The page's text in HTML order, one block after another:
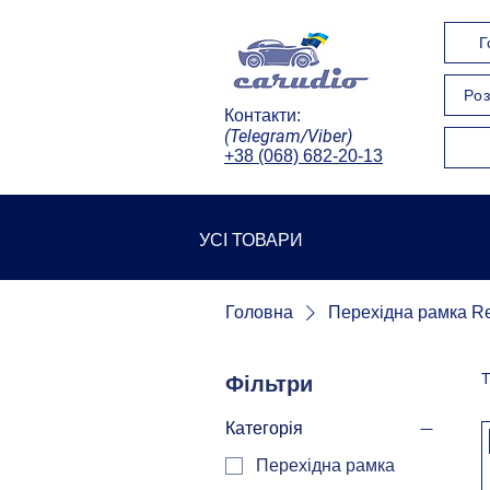
Контакти:
(Telegram/Viber)
+38 (068) 682-20-13
УСІ ТОВАРИ
Головна Перехідна рамка
Фільтри
Категорія
Перехідна рамка